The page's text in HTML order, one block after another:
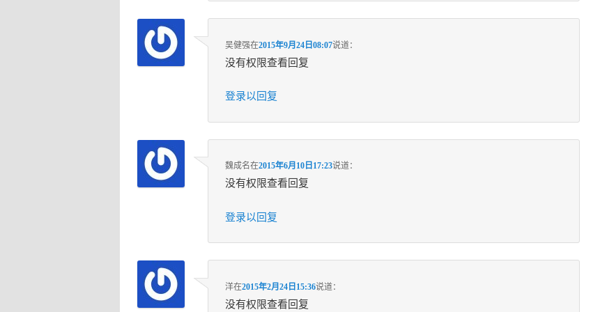
吴健强在2015年9月24日08:07说道：
没有权限查看回复
登录以回复
魏成名在2015年6月10日17:23说道：
没有权限查看回复
登录以回复
洋在2015年2月24日15:36说道：
没有权限查看回复